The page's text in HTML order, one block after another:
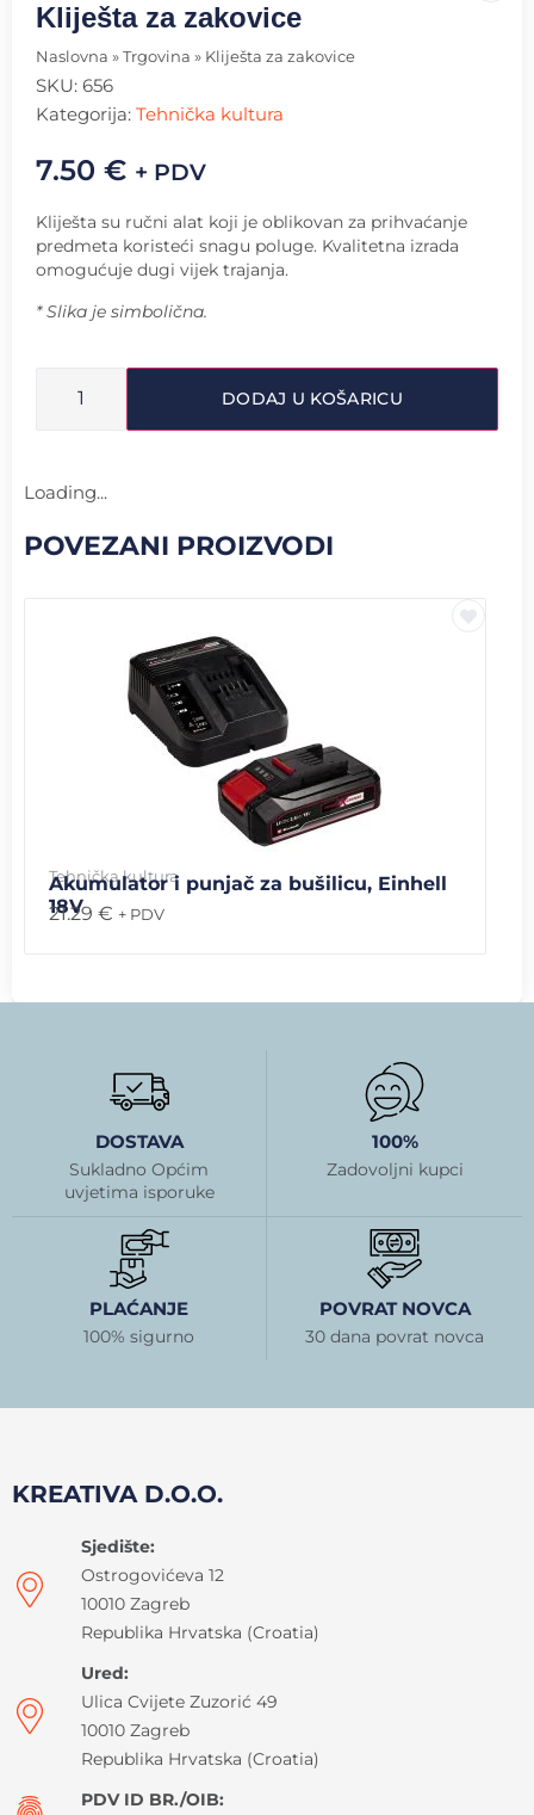
Kliješta za zakovice
Naslovna » Trgovina » Kliješta za zakovice
SKU: 656
Kategorija: Tehnička kultura
7.50 € + PDV
Kliješta su ručni alat koji je oblikovan za prihvaćanje
predmeta koristeći snagu poluge. Kvalitetna izrada
omogućuje dugi vijek trajanja.
* Slika je simbolična.
DODAJ U KOŠARICU
Loading...
POVEZANI PROIZVODI
Tehnička kultura
Akumulator i punjač za bušilicu, Einhell
18V
21.29 € + PDV
DOSTAVA
Sukladno Općim
uvjetima isporuke
100%
Zadovoljni kupci
PLAĆANJE
100% sigurno
POVRAT NOVCA
30 dana povrat novca
KREATIVA D.O.O.
Sjedište:
Ostrogovićeva 12
10010 Zagreb
Republika Hrvatska (Croatia)
Ured:
Ulica Cvijete Zuzorić 49
10010 Zagreb
Republika Hrvatska (Croatia)
PDV ID BR./OIB: